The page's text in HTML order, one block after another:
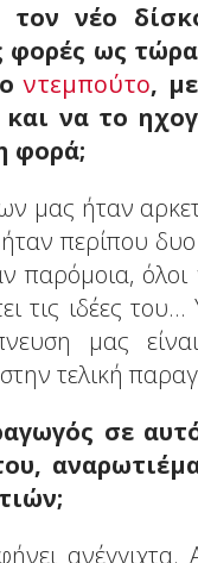
νέο
φορές ως
ντεμπούτο,
να το
φορά;
μας ήταν
περίπου
παρόμοια,
τις ιδέες
μας
τελική
σε
ανέγγιχτα.